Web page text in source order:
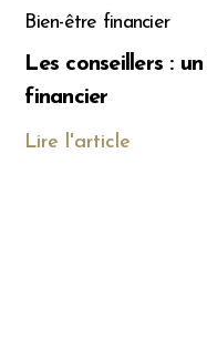
Bien-être financier
Les conseillers :
financier
Lire l'article